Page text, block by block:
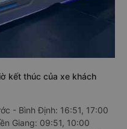
kết thúc của xe khách
- Bình Định: 16:51, 17:00
Giang: 09:51, 10:00